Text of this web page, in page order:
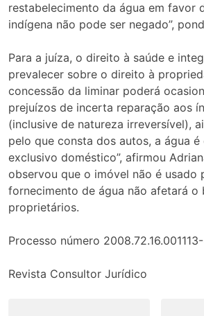
restabelecimento da água em favor
indígena não pode ser negado”,
Para a juíza, o direito à saúde e
prevalecer sobre o direito à
concessão da liminar poderá
prejuízos de incerta reparação aos
(inclusive de natureza irreversível),
pelo que consta dos autos, a água
exclusivo doméstico”, afirmou
observou que o imóvel não é usado
fornecimento de água não afetará o
proprietários.
Processo número
Revista Consultor Jurídico